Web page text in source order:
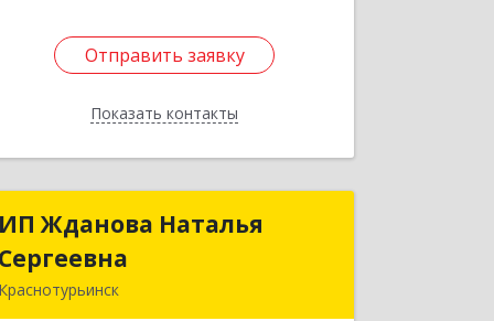
Отправить заявку
Показать контакты
Отправить заявку
Назад
ИП Жданова Наталья
Сергеевна
Краснотурьинск
ИП Жданова Наталья